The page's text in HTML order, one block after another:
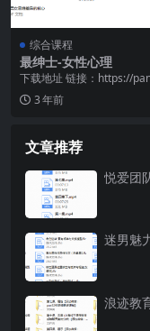
综合课程
最绅士-女性心理
下载地址 链接：https://
com/s/1IU6qSuj...
3 年前
文章推荐
悦爱团
迷男魅
浪迹教